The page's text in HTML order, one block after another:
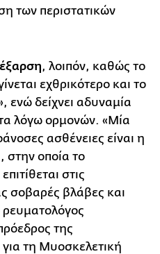
των περιστατικών
, λοιπόν, καθώς το
εχθρικότερο και το
ενώ δείχνει αδυναμία
λόγω ορμονών. «Μία
ασθένειες είναι η
στην οποία το
στις
σοβαρές βλάβες και
της
τη Μυοσκελετική